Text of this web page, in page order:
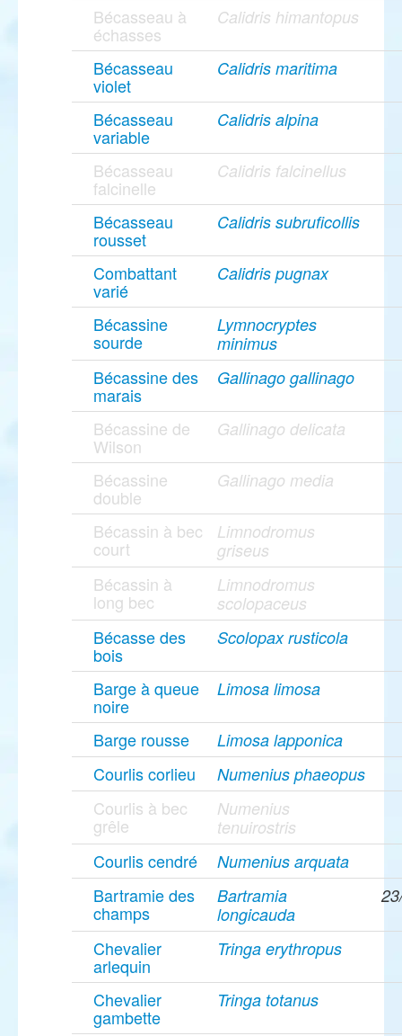
Bécasseau à
échasses
Calidris himantopus
Bécasseau
violet
Calidris maritima
Bécasseau
variable
Calidris alpina
Bécasseau
falcinelle
Calidris falcinellus
Bécasseau
rousset
Calidris subruficollis
Combattant
varié
Calidris pugnax
Bécassine
sourde
Lymnocryptes
minimus
Bécassine des
marais
Gallinago gallinago
Bécassine de
Wilson
Gallinago delicata
Bécassine
double
Gallinago media
Bécassin à bec
court
Limnodromus
griseus
Bécassin à
long bec
Limnodromus
scolopaceus
Bécasse des
bois
Scolopax rusticola
Barge à queue
noire
Limosa limosa
Barge rousse Limosa lapponica
Courlis corlieu Numenius phaeopus
Courlis à bec
grêle
Numenius
tenuirostris
Courlis cendré Numenius arquata
Bartramie des
champs
Bartramia
longicauda
Chevalier
arlequin
Tringa erythropus
Chevalier
gambette
Tringa totanus